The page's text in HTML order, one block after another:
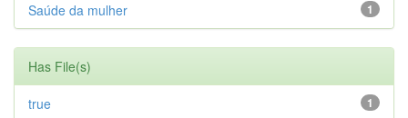
1
Saúde da mulher
Has File(s)
1
true